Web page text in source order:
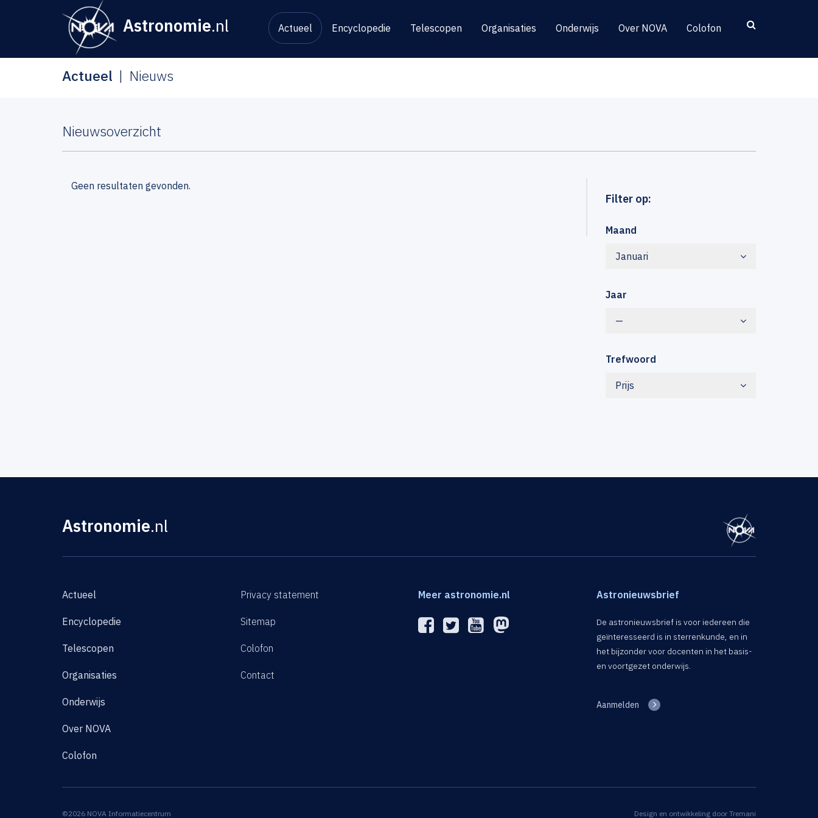
Astronomie.nl Actueel Encyclopedie Telescopen Organisaties Onderwijs Over NOVA Colofon
Actueel Nieuws
Nieuwsoverzicht
Filter op:
Maand
Januari
Jaar
—
Trefwoord
Prijs
Geen resultaten gevonden.
Astronomie.nl
Actueel
Encyclopedie
Telescopen
Organisaties
Onderwijs
Over NOVA
Colofon
Privacy statement
Sitemap
Colofon
Contact
Meer astronomie.nl Astronieuwsbrief
De astronieuwsbrief is voor iedereen die
geïnteresseerd is in sterrenkunde, en in
het bijzonder voor docenten in het basis-
en voortgezet onderwijs.
Aanmelden
©2026 NOVA Informatiecentrum Design en ontwikkeling door Tremani